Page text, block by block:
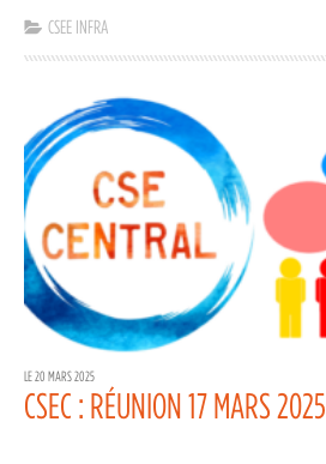
CSEE INFRA
LE 20 MARS 2025
CSEC : RÉUNION 17 MARS 2025